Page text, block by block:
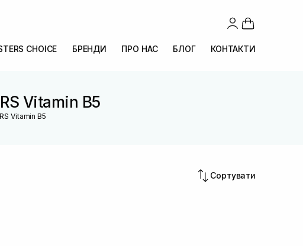
CHOICE БРЕНДИ ПРО НАС БЛОГ КОНТАКТИ
Vitamin B5
Vitamin B5
Сортувати